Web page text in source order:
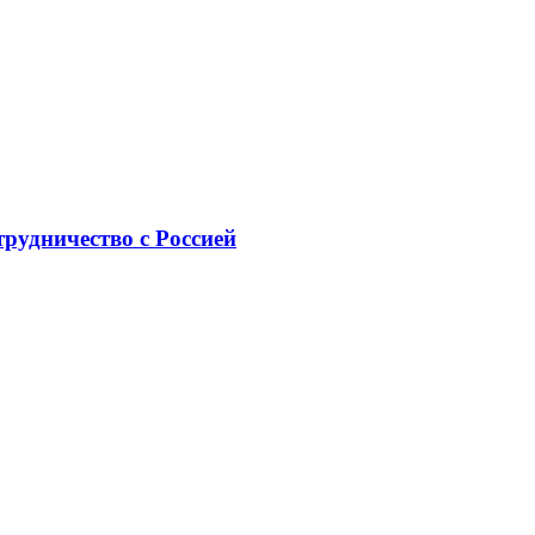
с Россией